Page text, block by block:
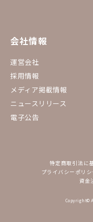
会社情報
運営会社
採用情報
メディア掲載情報
ニュースリリース
電子公告
特定商取引法に
プライバシーポリシ
資金
Copyright©